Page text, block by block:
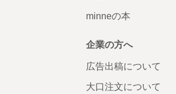
minneの本
企業の方へ
広告出稿について
大口注文について